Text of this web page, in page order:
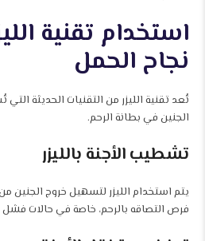
استخدام تقنية
نجاح الحمل
تُعد تقنية الليزر من التقنيات الحديثة
الجنين في بطانة الرحم.
تشطيب الأجنة بالليزر
يتم استخدام الليزر لتسهيل خروج الجنين
فرص التصاقه بالرحم، خاصة في حالات فشل